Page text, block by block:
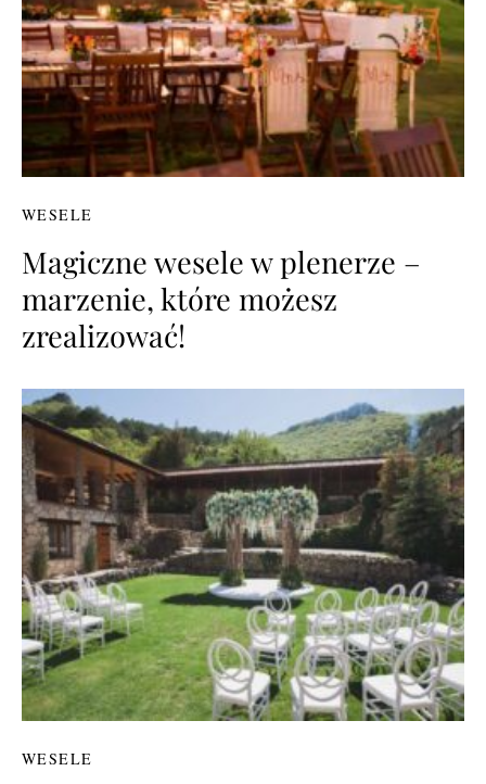
WESELE
Magiczne wesele w plenerze –
marzenie, które możesz
zrealizować!
WESELE